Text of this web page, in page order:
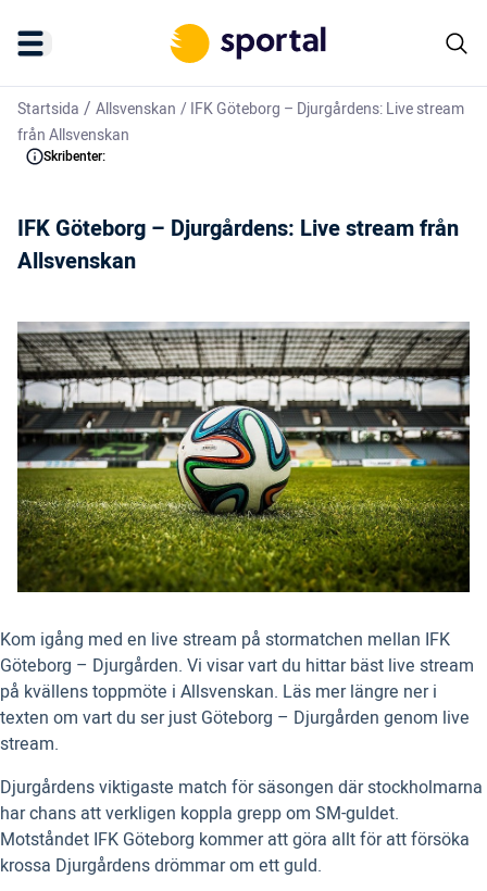
Startsida / Allsvenskan /IFK Göteborg – Djurgårdens: Live stream
från Allsvenskan
Skribenter:
IFK Göteborg – Djurgårdens: Live stream från
Allsvenskan
Kom igång med en live stream på stormatchen mellan IFK
Göteborg – Djurgården. Vi visar vart du hittar bäst live stream
på kvällens toppmöte i Allsvenskan. Läs mer längre ner i
texten om vart du ser just Göteborg – Djurgården genom live
stream.
Djurgårdens viktigaste match för säsongen där stockholmarna
har chans att verkligen koppla grepp om SM-guldet.
Motståndet IFK Göteborg kommer att göra allt för att försöka
krossa Djurgårdens drömmar om ett guld.